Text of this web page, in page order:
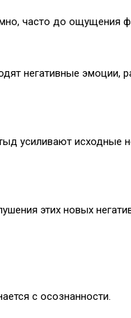
часто до ощущения
негативные эмоции,
усиливают исходные
этих новых
с осознанности.